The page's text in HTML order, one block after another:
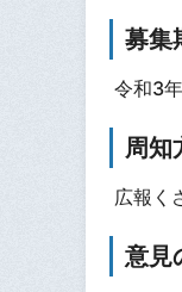
募集
令和3
周知
広報く
意見